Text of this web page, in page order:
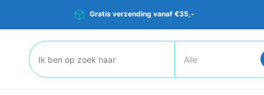
Gratis verzending vanaf €35,-
Zoeken: